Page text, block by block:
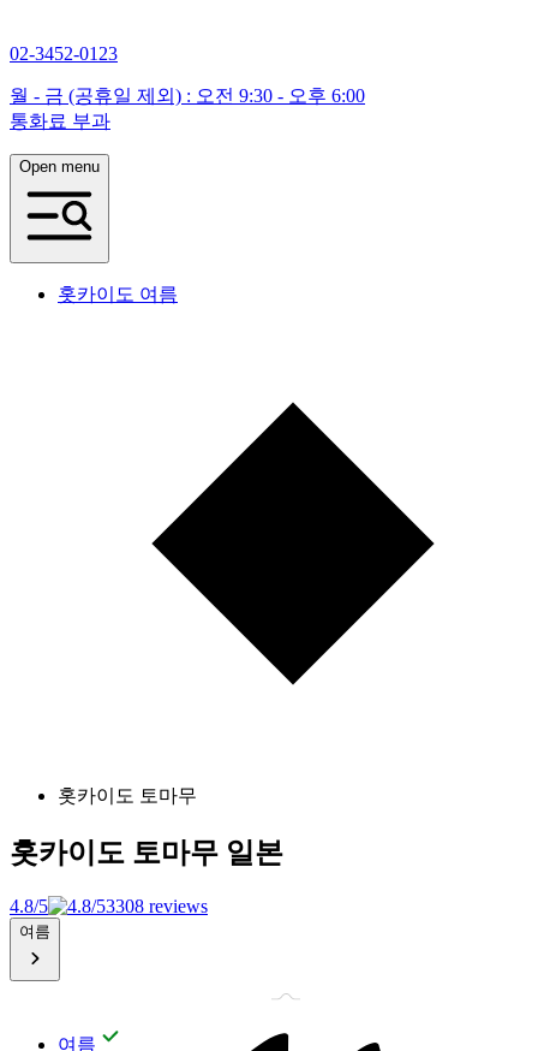
02-3452-0123
월 - 금 (공휴일 제외) : 오전 9:30 - 오후 6:00
통화료 부과
Open menu
홋카이도 여름
홋카이도 토마무
홋카이도 토마무 일본
4.8/5 3308 reviews
여름
여름